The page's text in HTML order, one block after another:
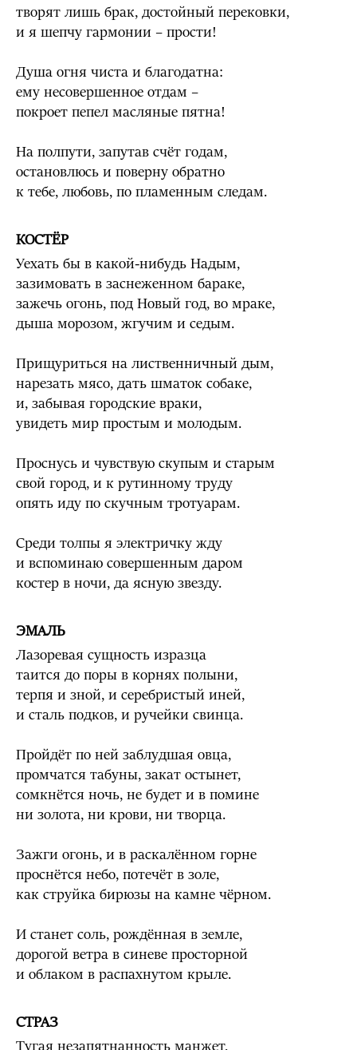
творят лишь брак, достойный перековки,
и я шепчу гармонии – прости!
Душа огня чиста и благодатна:
ему несовершенное отдам –
покроет пепел масляные пятна!
На полпути, запутав счёт годам,
остановлюсь и поверну обратно
к тебе, любовь, по пламенным следам.
КОСТЁР
Уехать бы в какой-нибудь Надым,
зазимовать в заснеженном бараке,
зажечь огонь, под Новый год, во мраке,
дыша морозом, жгучим и седым.
Прищуриться на лиственничный дым,
нарезать мясо, дать шматок собаке,
и, забывая городские враки,
увидеть мир простым и молодым.
Проснусь и чувствую скупым и старым
свой город, и к рутинному труду
опять иду по скучным тротуарам.
Среди толпы я электричку жду
и вспоминаю совершенным даром
костер в ночи, да ясную звезду.
ЭМАЛЬ
Лазоревая сущность изразца
таится до поры в корнях полыни,
терпя и зной, и серебристый иней,
и сталь подков, и ручейки свинца.
Пройдёт по ней заблудшая овца,
промчатся табуны, закат остынет,
сомкнётся ночь, не будет и в помине
ни золота, ни крови, ни творца.
Зажги огонь, и в раскалённом горне
проснётся небо, потечёт в золе,
как струйка бирюзы на камне чёрном.
И станет соль, рождённая в земле,
дорогой ветра в синеве просторной
и облаком в распахнутом крыле.
СТРАЗ
Тугая незапятнанность манжет,